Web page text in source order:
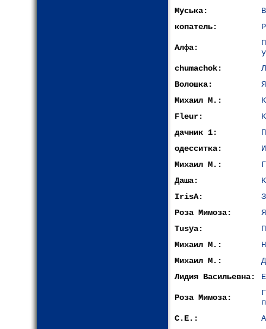
Муська:
копатель:
Алфа:
chumachok:
Волошка:
Михаил М.:
Fleur:
дачник 1:
одесситка:
Михаил М.:
Даша:
IrisA:
Роза Мимоза:
Tusya:
Михаил М.:
Михаил М.:
Лидия Васильевна:
Роза Мимоза:
С.Е.: